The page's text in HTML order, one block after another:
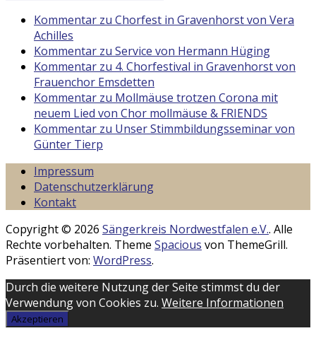
Kommentar zu Chorfest in Gravenhorst von Vera
Achilles
Kommentar zu Service von Hermann Hüging
Kommentar zu 4. Chorfestival in Gravenhorst von
Frauenchor Emsdetten
Kommentar zu Mollmäuse trotzen Corona mit
neuem Lied von Chor mollmäuse & FRIENDS
Kommentar zu Unser Stimmbildungsseminar von
Günter Tierp
Impressum
Datenschutzerklärung
Kontakt
Copyright © 2026 Sängerkreis Nordwestfalen e.V.. Alle
Rechte vorbehalten. Theme Spacious von ThemeGrill.
Präsentiert von: WordPress.
Durch die weitere Nutzung der Seite stimmst du der
Verwendung von Cookies zu. Weitere Informationen
Akzeptieren